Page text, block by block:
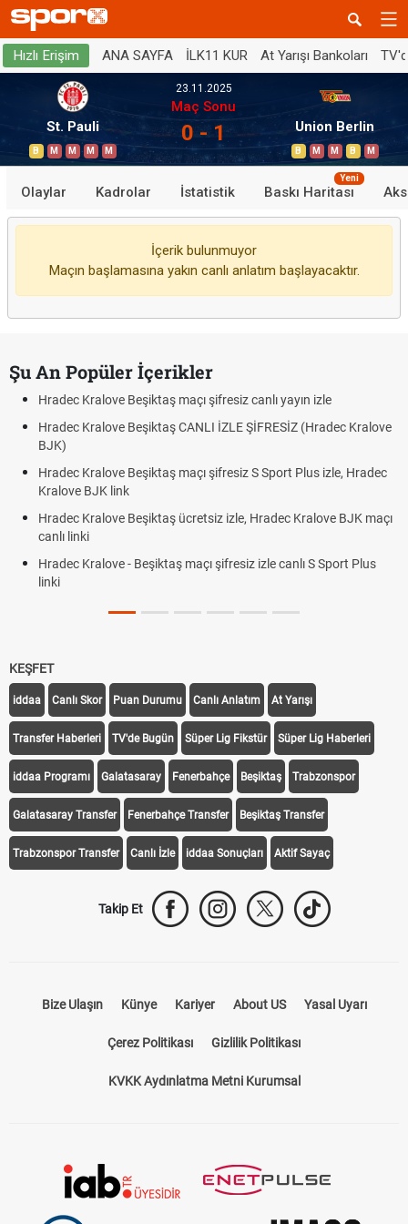
Hızlı Erişim ANA SAYFA İLK11 KUR At Yarışı Bankoları
St. Pauli
B M M M M
23.11.2025
Maç Sonu
0 - 1 Union Berlin
B M M B M
Olaylar Kadrolar İstatistik Baskı Haritası
Yeni
İçerik bulunmuyor
Maçın başlamasına yakın canlı anlatım başlayacaktır.
Şu An Popüler İçerikler
Hradec Kralove Beşiktaş maçı şifresiz canlı yayın izle
Hradec Kralove Beşiktaş CANLI İZLE ŞİFRESİZ (Hradec Kralove
BJK)
Hradec Kralove Beşiktaş maçı şifresiz S Sport Plus izle, Hradec
Kralove BJK link
Hradec Kralove Beşiktaş ücretsiz izle, Hradec Kralove BJK maçı
canlı linki
Hradec Kralove - Beşiktaş maçı şifresiz izle canlı S Sport Plus
linki
KEŞFET
iddaa Canlı Skor Puan Durumu Canlı Anlatım At Yarışı
Transfer Haberleri TV'de Bugün Süper Lig Fikstür Süper Lig Haberleri
iddaa Programı Galatasaray Fenerbahçe Beşiktaş Trabzonspor
Galatasaray Transfer Fenerbahçe Transfer Beşiktaş Transfer
Trabzonspor Transfer Canlı İzle iddaa Sonuçları Aktif Sayaç
Takip Et
Bize Ulaşın Künye Kariyer About US Yasal Uyarı
Çerez Politikası Gizlilik Politikası
KVKK Aydınlatma Metni Kurumsal